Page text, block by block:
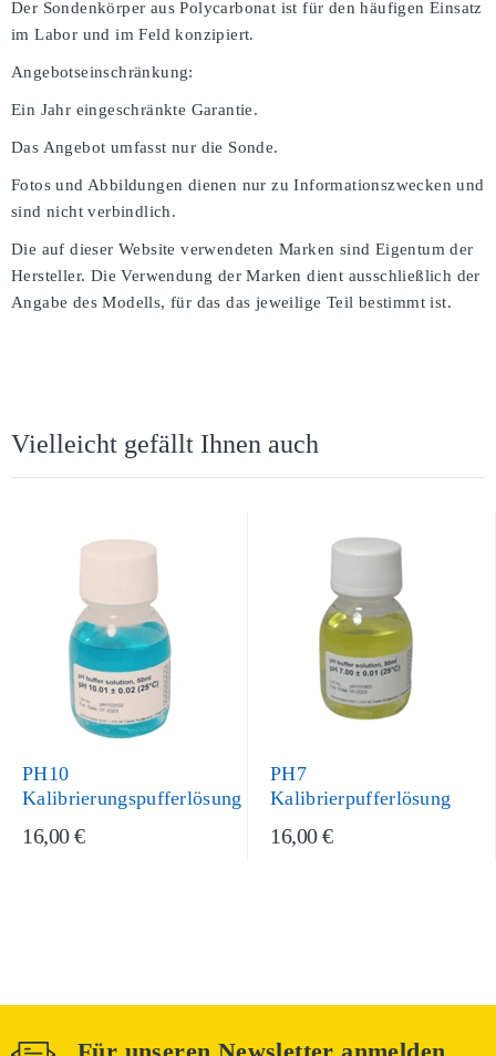
Der Sondenkörper aus Polycarbonat ist für den häufigen Einsatz
im Labor und im Feld konzipiert.
Angebotseinschränkung:
Ein Jahr eingeschränkte Garantie.
Das Angebot umfasst nur die Sonde.
Fotos und Abbildungen dienen nur zu Informationszwecken und
sind nicht verbindlich.
Die auf dieser Website verwendeten Marken sind Eigentum der
Hersteller. Die Verwendung der Marken dient ausschließlich der
Angabe des Modells, für das das jeweilige Teil bestimmt ist.
Vielleicht gefällt Ihnen auch
PH10
Kalibrierungspufferlösung
16,00 €
PH7
Kalibrierpufferlösung
16,00 €